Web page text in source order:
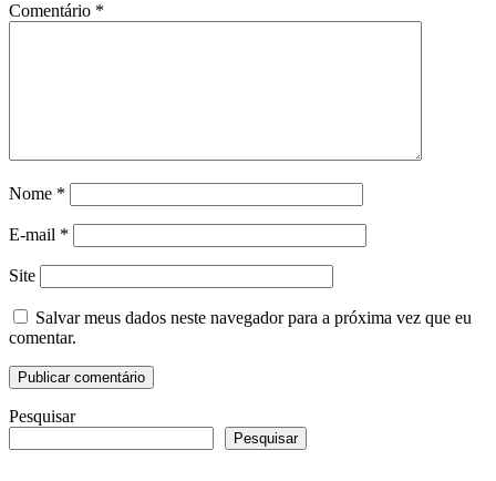
Comentário *
Nome *
E-mail *
Site
Salvar meus dados neste navegador para a próxima vez que eu
comentar.
Pesquisar
Pesquisar